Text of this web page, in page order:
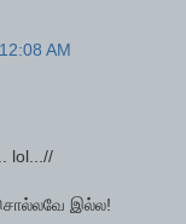
AM
lol...//
சொல்லவே இல்ல!